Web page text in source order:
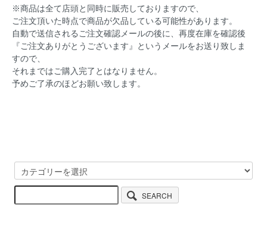
※商品は全て店頭と同時に販売しておりますので、
ご注文頂いた時点で商品が欠品している可能性があります。
自動で送信されるご注文確認メールの後に、再度在庫を確認後
『ご注文ありがとうございます』というメールをお送り致しま
すので、
それまではご購入完了とはなりません。
予めご了承のほどお願い致します。
SEARCH